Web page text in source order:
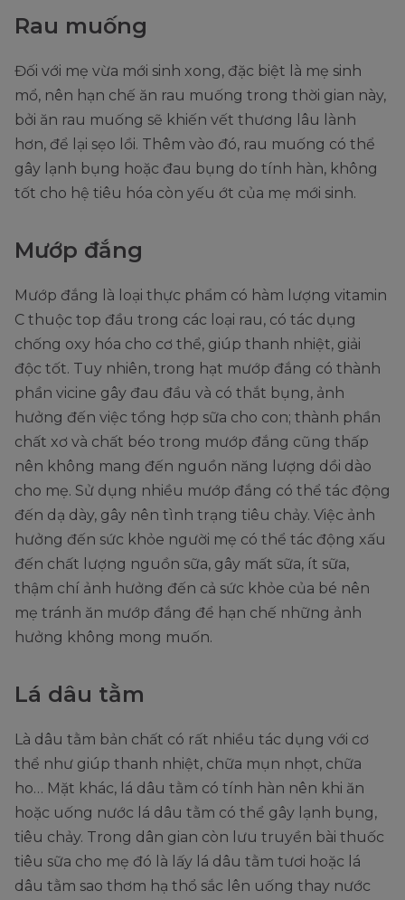
Rau muống
Đối với mẹ vừa mới sinh xong, đặc biệt là mẹ sinh
mổ, nên hạn chế ăn rau muống trong thời gian này,
bởi ăn rau muống sẽ khiến vết thương lâu lành
hơn, để lại sẹo lồi. Thêm vào đó, rau muống có thể
gây lạnh bụng hoặc đau bụng do tính hàn, không
tốt cho hệ tiêu hóa còn yếu ớt của mẹ mới sinh.
Mướp đắng
Mướp đắng là loại thực phẩm có hàm lượng vitamin
C thuộc top đầu trong các loại rau, có tác dụng
chống oxy hóa cho cơ thể, giúp thanh nhiệt, giải
độc tốt. Tuy nhiên, trong hạt mướp đắng có thành
phần vicine gây đau đầu và có thắt bụng, ảnh
hưởng đến việc tổng hợp sữa cho con; thành phần
chất xơ và chất béo trong mướp đắng cũng thấp
nên không mang đến nguồn năng lượng dồi dào
cho mẹ. Sử dụng nhiều mướp đắng có thể tác động
đến dạ dày, gây nên tình trạng tiêu chảy. Việc ảnh
hưởng đến sức khỏe người mẹ có thể tác động xấu
đến chất lượng nguồn sữa, gây mất sữa, ít sữa,
thậm chí ảnh hưởng đến cả sức khỏe của bé nên
mẹ tránh ăn mướp đắng để hạn chế những ảnh
hưởng không mong muốn.
Lá dâu tằm
Là dâu tằm bản chất có rất nhiều tác dụng với cơ
thể như giúp thanh nhiệt, chữa mụn nhọt, chữa
ho… Mặt khác, lá dâu tằm có tính hàn nên khi ăn
hoặc uống nước lá dâu tằm có thể gây lạnh bụng,
tiêu chảy. Trong dân gian còn lưu truyền bài thuốc
tiêu sữa cho mẹ đó là lấy lá dâu tằm tươi hoặc lá
dâu tằm sao thơm hạ thổ sắc lên uống thay nước